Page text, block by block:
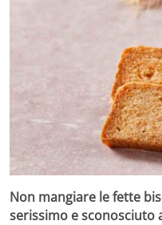
Non mangiare le fette
serissimo e sconosciuto